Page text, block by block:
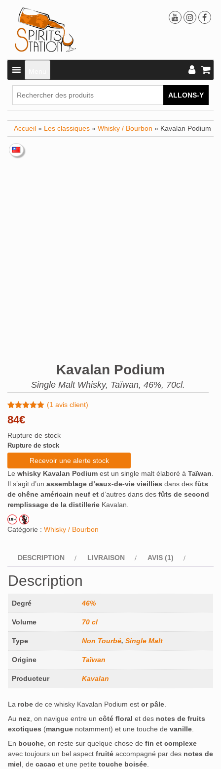
ALLONS-Y
Accueil » Les classiques » Whisky / Bourbon » Kavalan Podium
Kavalan Podium
Single Malt Whisky, Taïwan, 46%, 70cl.
Noté
sur 5
1
notation
client
(1 avis client)
84€
Rupture de stock
Rupture de stock
Recevoir une alerte stock
Le whisky Kavalan Podium est un single malt élaboré à Taïwan
Il s’agit d’un assemblage d’eaux-de-vie vieillies dans des fûts
de chêne américain neuf et d’autres dans des fûts de second
remplissage de la distillerie Kavalan.
Catégorie : Whisky / Bourbon
DESCRIPTION LIVRAISON AVIS (1)
Description
Degré 46%
Volume 70 cl
Type Non Tourbé, Single Malt
Origine Taïwan
Producteur Kavalan
La robe de ce whisky Kavalan Podium est or pâle.
Au nez, on navigue entre un côté floral et des notes de fruits
exotiques (mangue notamment) et une touche de vanille.
En bouche, on reste sur quelque chose de fin et complexe
avec toujours un bel aspect fruité accompagné par des notes de
miel, de cacao et une petite touche boisée.